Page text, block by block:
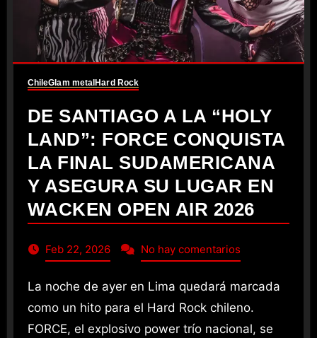
ChileGlam metalHard Rock
DE SANTIAGO A LA “HOLY
LAND”: FORCE CONQUISTA
LA FINAL SUDAMERICANA
Y ASEGURA SU LUGAR EN
WACKEN OPEN AIR 2026
Feb 22, 2026 No hay comentarios
La noche de ayer en Lima quedará marcada
como un hito para el Hard Rock chileno.
FORCE, el explosivo power trío nacional, se